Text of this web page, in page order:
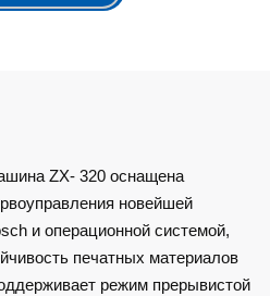
ZX- 320 оснащена
новейшей
и операционной системой,
печатных материалов
режим прерывистой